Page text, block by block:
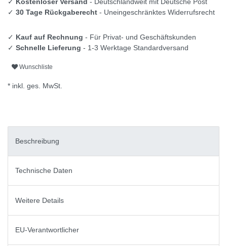
✓ 30 Tage Rückgaberecht - Uneingeschränktes Widerrufsrecht
✓ Kauf auf Rechnung - Für Privat- und Geschäftskunden
✓ Schnelle Lieferung - 1-3 Werktage Standardversand
Wunschliste
* inkl. ges. MwSt.
Beschreibung
Technische Daten
Weitere Details
EU-Verantwortlicher